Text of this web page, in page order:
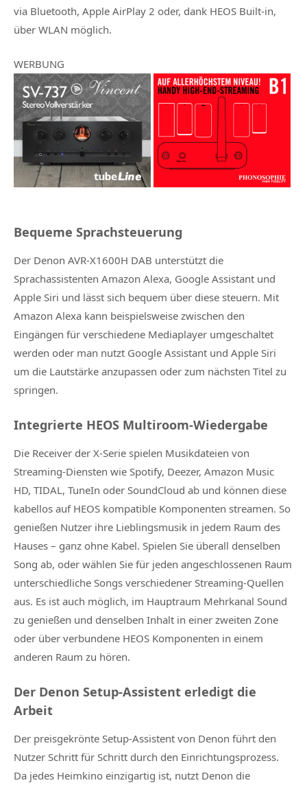
via Bluetooth, Apple AirPlay 2 oder, dank HEOS Built-in,
über WLAN möglich.
WERBUNG
Bequeme Sprachsteuerung
Der Denon AVR-X1600H DAB unterstützt die
Sprachassistenten Amazon Alexa, Google Assistant und
Apple Siri und lässt sich bequem über diese steuern. Mit
Amazon Alexa kann beispielsweise zwischen den
Eingängen für verschiedene Mediaplayer umgeschaltet
werden oder man nutzt Google Assistant und Apple Siri
um die Lautstärke anzupassen oder zum nächsten Titel zu
springen.
Integrierte HEOS Multiroom-Wiedergabe
Die Receiver der X-Serie spielen Musikdateien von
Streaming-Diensten wie Spotify, Deezer, Amazon Music
HD, TIDAL, TuneIn oder SoundCloud ab und können diese
kabellos auf HEOS kompatible Komponenten streamen. So
genießen Nutzer ihre Lieblingsmusik in jedem Raum des
Hauses – ganz ohne Kabel. Spielen Sie überall denselben
Song ab, oder wählen Sie für jeden angeschlossenen Raum
unterschiedliche Songs verschiedener Streaming-Quellen
aus. Es ist auch möglich, im Hauptraum Mehrkanal Sound
zu genießen und denselben Inhalt in einer zweiten Zone
oder über verbundene HEOS Komponenten in einem
anderen Raum zu hören.
Der Denon Setup-Assistent erledigt die
Arbeit
Der preisgekrönte Setup-Assistent von Denon führt den
Nutzer Schritt für Schritt durch den Einrichtungsprozess.
Da jedes Heimkino einzigartig ist, nutzt Denon die